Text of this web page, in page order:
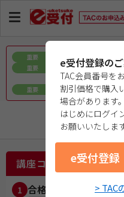
e受付登録の
TAC会員番号を
割引価格で購入
場合があります。
はじめにログイ
お願いいたします
e受付登録
> TAC
重要 お盆期間中の教材発
重要
令和8年熊本地震で
について
重要 ｅ会員証／ｅ受験票
公認内部
講座コース選択
1 合格目標年度を選択